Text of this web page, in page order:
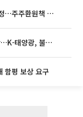
SK하이닉스, 분기배당 375원 확정…주주환원책 9월로 앞당겨 발표
美 ‘232조 하이브리드 제재’ 임박…K-태양광, 불확실성 털고 날개 다나
함평 보상 요구